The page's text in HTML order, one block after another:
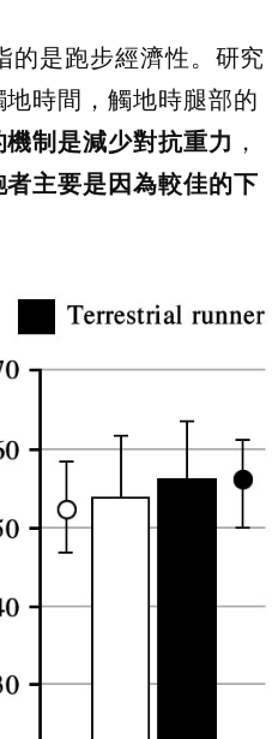
的是跑步經濟性。研究
時間，觸地時腿部的
制是減少對抗重力 ，
者主要是因為較佳的下